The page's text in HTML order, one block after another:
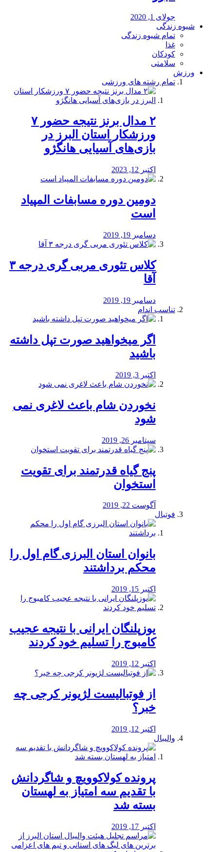
جولای 1, 2020
شیوه زندگی
تمام شیوه زندگی
غذا
کودکان
سلامتی
ورزش
تمام رشته های ورزشی
۲ مدال برنز نتیجه حضور ۷
ورزشکار استان البرز در
بازی‌های آسیایی هانگژو
اکتبر 12, 2023
دومین دوره مسابفات المپیاد
است
دسامبر 19, 2019
کلاس تئوری مربی گری درجه ۳
آقا
دسامبر 19, 2019
تناسب اندام
اگر میخواهید صورت تپل داشته
باشید
اکتبر 3, 2019
نخوردن شام باعث لاغری نمی
‌شود
سپتامبر 26, 2019
پنج گیاه قدرتمند برای تقویت
استخوان
آگوست 22, 2019
فوتبال
بانوان استان البرزی گام اول را
محكم برداشتند
اکتبر 15, 2019
یوزپلنگان ایرانی با نتیجه عجیب
کامبوج را تسلیم خود کردند
اکتبر 12, 2019
از فوتبالیست لژیونر کرجی چه
خبر؟
اکتبر 12, 2019
والیبال
پرونده کولاکوویچ و شاگردانش
با تقدیم سه امتیاز به لهستان
بسته شد
اکتبر 17, 2019